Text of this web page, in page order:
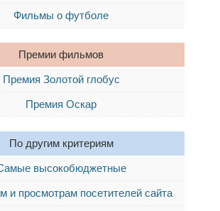
Фильмы о футболе
Премии фильмов
Премия Золотой глобус
Премия Оскар
По другим критериям
высокобюджетные
и просмотрам посетителей сайта